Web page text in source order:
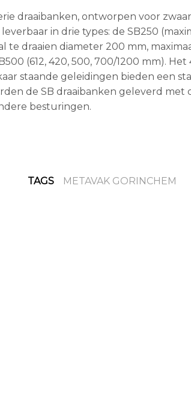
draaibanken, ontworpen voor
in drie types: de SB250
te draaien diameter 200 mm,
(612, 420, 500, 700/1200 mm).
staande geleidingen bieden een
de SB draaibanken geleverd
besturingen.
TAGS METAVAK GORINCHEM